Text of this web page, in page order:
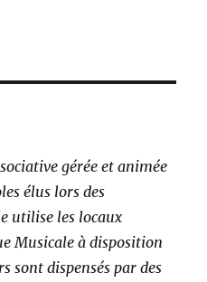
gérée et animée
élus lors des
utilise les locaux
Musicale à disposition
sont dispensés par des